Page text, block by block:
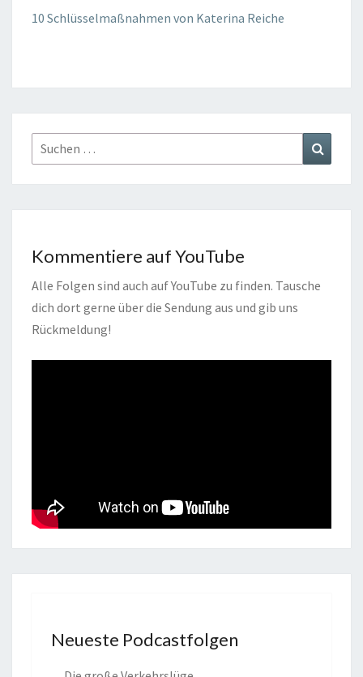
10 Schlüsselmaßnahmen von Katerina Reiche
Suchen
nach:
Kommentiere auf YouTube
Alle Folgen sind auch auf YouTube zu finden. Tausche
dich dort gerne über die Sendung aus und gib uns
Rückmeldung!
Neueste Podcastfolgen